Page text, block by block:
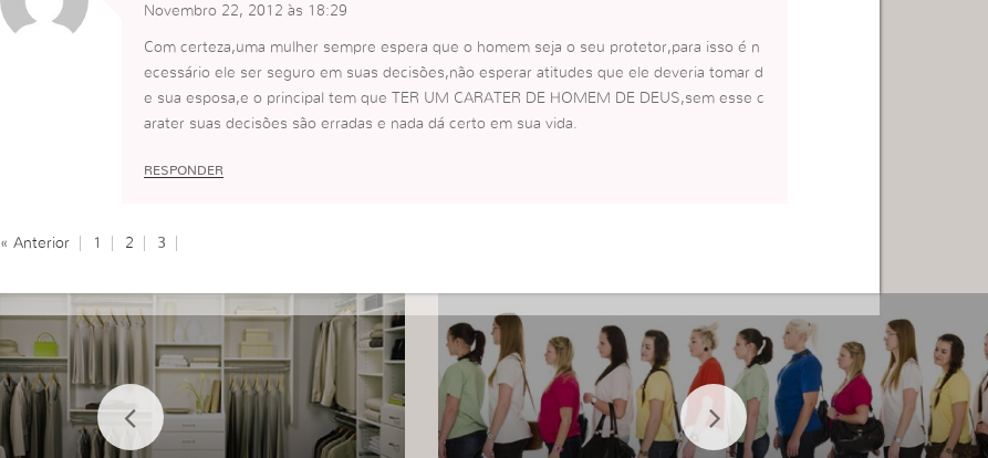
Novembro 22, 2012 às 18:29
Com certeza,uma mulher sempre espera que o homem seja o seu protetor,para isso é n
ecessário ele ser seguro em suas decisões,não esperar atitudes que ele deveria tomar d
e sua esposa,e o principal tem que TER UM CARATER DE HOMEM DE DEUS,sem esse c
arater suas decisões são erradas e nada dá certo em sua vida.
RESPONDER
« Anterior 1 2 3